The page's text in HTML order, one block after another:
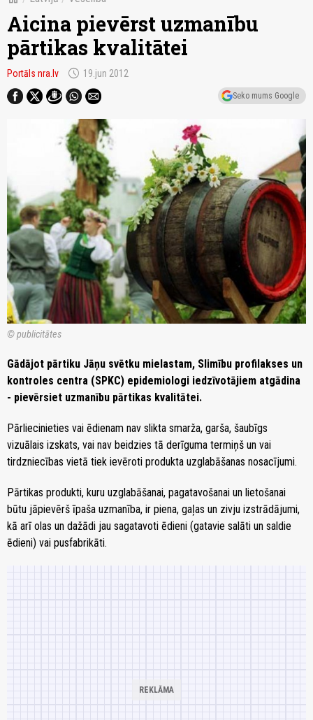
Aicina pievērst uzmanību
pārtikas kvalitātei
Portāls nra.lv schedule 19.jun 2012
Seko mums Google
© publicitātes
Gādājot pārtiku Jāņu svētku mielastam, Slimību profilakses un
kontroles centra (SPKC) epidemiologi iedzīvotājiem atgādina
- pievērsiet uzmanību pārtikas kvalitātei.
Pārliecinieties vai ēdienam nav slikta smarža, garša, šaubīgs
vizuālais izskats, vai nav beidzies tā derīguma termiņš un vai
tirdzniecības vietā tiek ievēroti produkta uzglabāšanas nosacījumi.
Pārtikas produkti, kuru uzglabāšanai, pagatavošanai un lietošanai
būtu jāpievērš īpaša uzmanība, ir piena, gaļas un zivju izstrādājumi,
kā arī olas un dažādi jau sagatavoti ēdieni (gatavie salāti un saldie
ēdieni) vai pusfabrikāti.